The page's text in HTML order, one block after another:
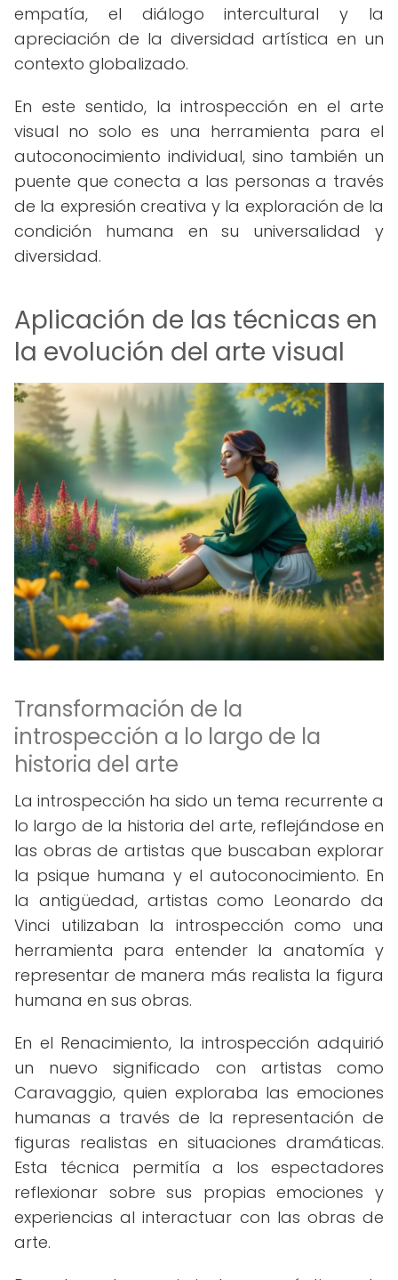
empatía, el diálogo intercultural y la
apreciación de la diversidad artística en un
contexto globalizado.
En este sentido, la introspección en el arte
visual no solo es una herramienta para el
autoconocimiento individual, sino también un
puente que conecta a las personas a través
de la expresión creativa y la exploración de la
condición humana en su universalidad y
diversidad.
Aplicación de las técnicas en
la evolución del arte visual
Transformación de la
introspección a lo largo de la
historia del arte
La introspección ha sido un tema recurrente a
lo largo de la historia del arte, reflejándose en
las obras de artistas que buscaban explorar
la psique humana y el autoconocimiento. En
la antigüedad, artistas como Leonardo da
Vinci utilizaban la introspección como una
herramienta para entender la anatomía y
representar de manera más realista la figura
humana en sus obras.
En el Renacimiento, la introspección adquirió
un nuevo significado con artistas como
Caravaggio, quien exploraba las emociones
humanas a través de la representación de
figuras realistas en situaciones dramáticas.
Esta técnica permitía a los espectadores
reflexionar sobre sus propias emociones y
experiencias al interactuar con las obras de
arte.